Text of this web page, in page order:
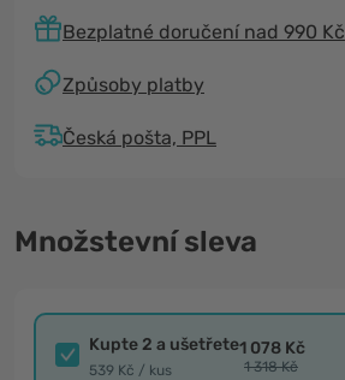
Bezplatné doručení nad 990 Kč
Způsoby platby
Česká pošta, PPL
Množstevní sleva
Kupte 2 a ušetřete
539 Kč / kus
1 078 Kč
1 318 Kč